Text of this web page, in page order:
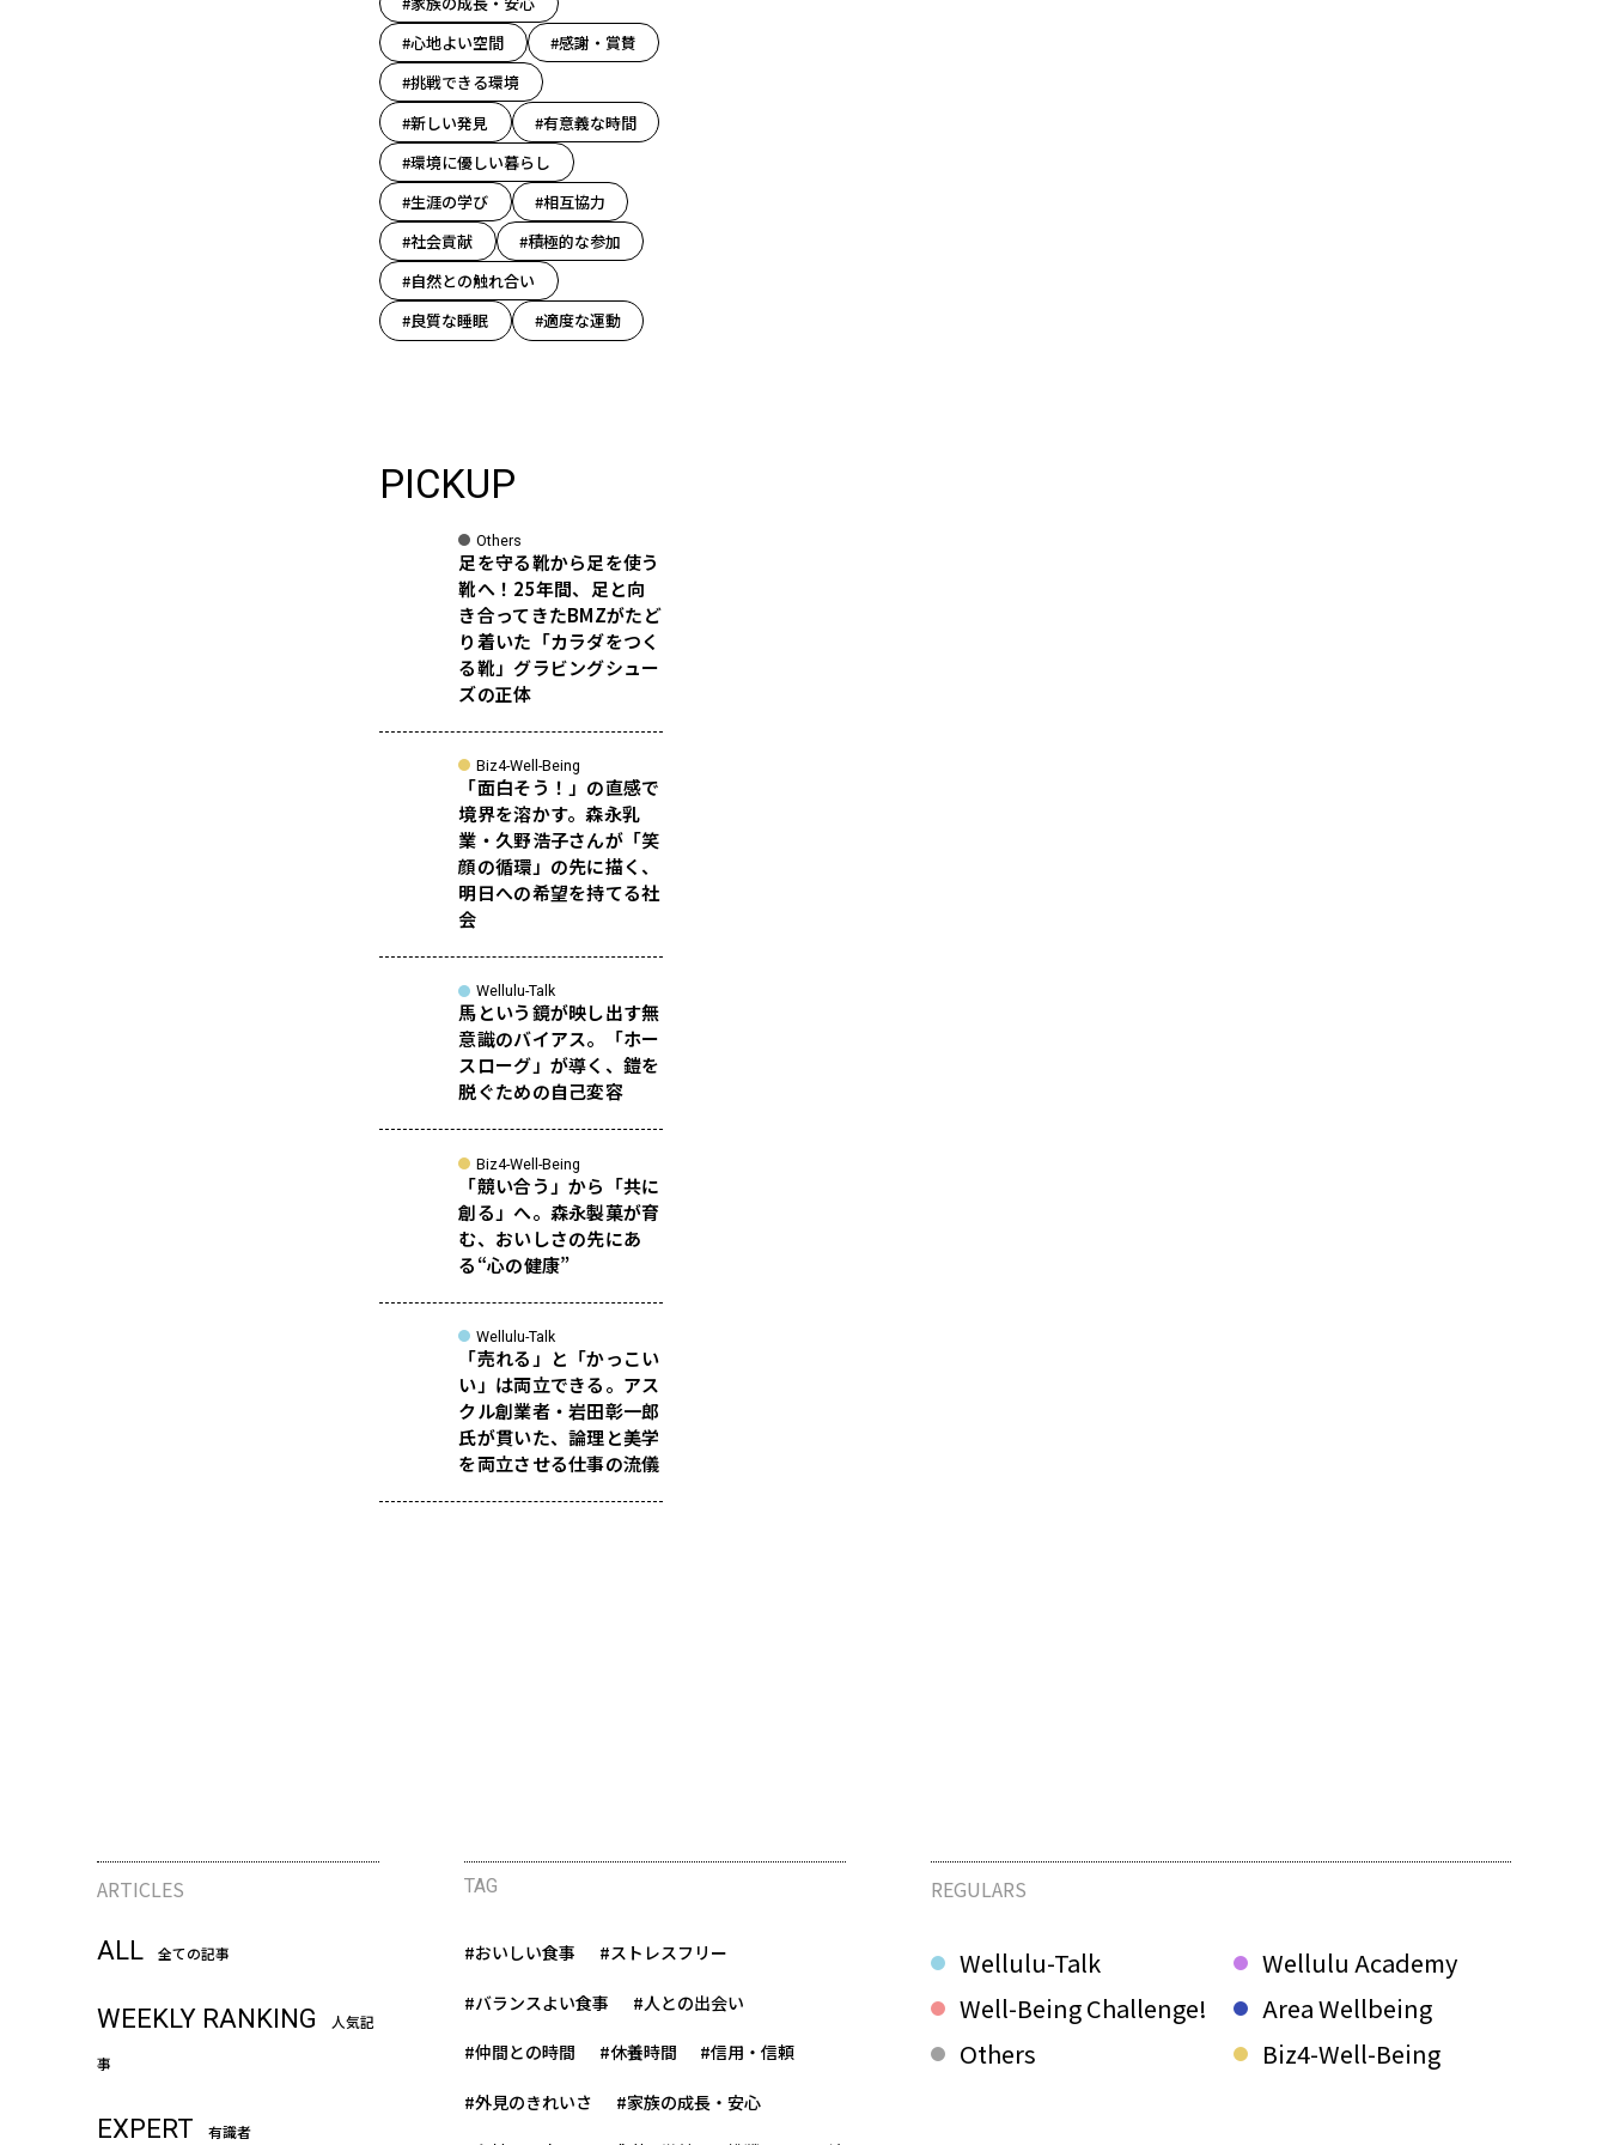
#心地よい空間
#感謝・賞賛
#挑戦できる環境
#新しい発見
#有意義な時間
#環境に優しい暮らし
#生涯の学び
#相互協力
#社会貢献
#積極的な参加
#自然との触れ合い
#良質な睡眠
#適度な運動
PICKUP
Others
足を守る靴から足を使う
靴へ！25年間、足と向
き合ってきたBMZがたど
り着いた「カラダをつく
る靴」グラビングシュー
ズの正体
Biz4-Well-Being
「面白そう！」の直感で
境界を溶かす。森永乳
業・久野浩子さんが「笑
顔の循環」の先に描く、
明日への希望を持てる社
会
Wellulu-Talk
馬という鏡が映し出す無
意識のバイアス。「ホー
スローグ」が導く、鎧を
脱ぐための自己変容
Biz4-Well-Being
「競い合う」から「共に
創る」へ。森永製菓が育
む、おいしさの先にあ
る“心の健康”
Wellulu-Talk
「売れる」と「かっこい
い」は両立できる。アス
クル創業者・岩田彰一郎
氏が貫いた、論理と美学
を両立させる仕事の流儀
ARTICLES
ALL 全ての記事
WEEKLY RANKING 人気記
事
EXPERT 有識者
TAG
#おいしい食事 #ストレスフリー
#バランスよい食事 #人との出会い
#仲間との時間 #休養時間 #信用・信頼
#外見のきれいさ #家族の成長・安心
REGULARS
Wellulu-Talk
Well-Being Challenge!
Biz4-Well-Being
Wellulu Academy
Area Wellbeing
Others